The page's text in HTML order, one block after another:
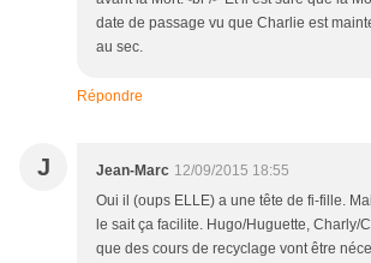
date de passage vu que Charlie est
au sec.
Répondre
J Jean-Marc 12/09/2015 18:55
Oui il (oups ELLE) a une tête de fi-fille.
le sait ça facilite. Hugo/Huguette, Charly/
que des cours de recyclage vont être